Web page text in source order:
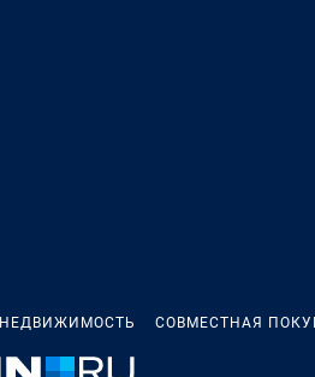
НЕДВИЖИМОСТЬ СОВМЕСТНАЯ